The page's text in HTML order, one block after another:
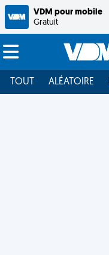
VDM pour mobile
Gratuit
TOUT ALÉATOIRE